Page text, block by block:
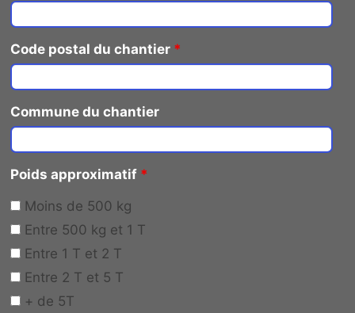
Code postal du chantier *
Commune du chantier
Poids approximatif *
Moins de 500 kg
Entre 500 kg et 1 T
Entre 1 T et 2 T
Entre 2 T et 5 T
+ de 5T